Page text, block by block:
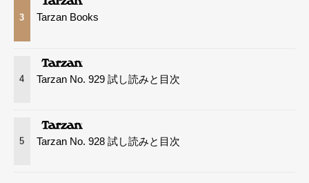
3 Tarzan Books
4 Tarzan No. 929 試し読みと目次
5 Tarzan No. 928 試し読みと目次